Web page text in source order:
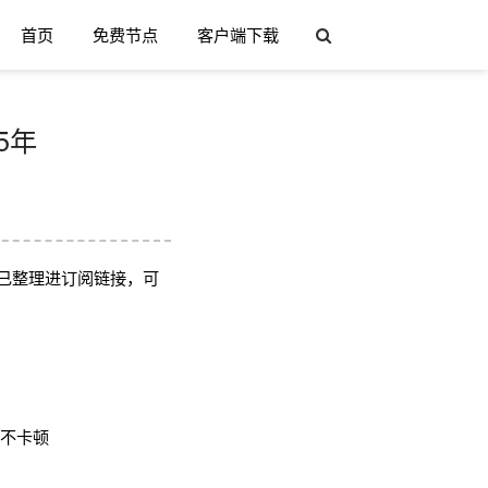
首页 免费节点 客户端下载
年
整理进订阅链接，可
卡顿